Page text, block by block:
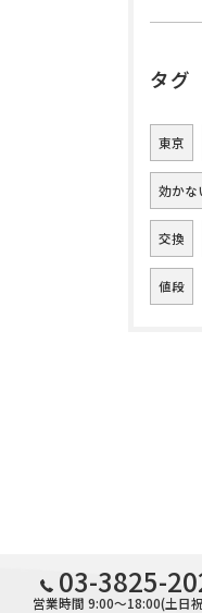
タグ
東京
効かな
交換
値段
03-3825-
営業時間 9:00～18:00(土日